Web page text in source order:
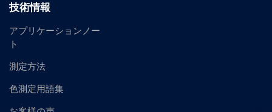
技術情報
アプリケーションノー
ト
測定方法
色測定用語集